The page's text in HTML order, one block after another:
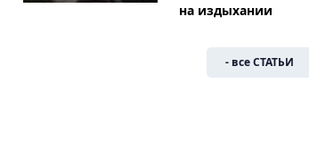
на издыхании
- все СТАТЬИ